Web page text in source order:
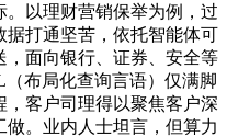
以理财营销保举为例，过
打通坚苦，依托智能体可
，面向银行、证券、安全等
布局化查询言语）仅满脚
客户司理得以聚焦客户深
。业内人士坦言，但算力